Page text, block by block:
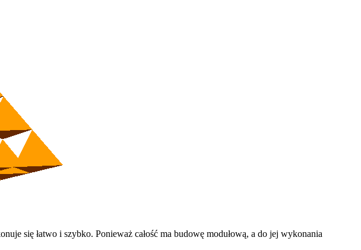
się łatwo i szybko. Ponieważ całość ma budowę modułową, a do jej wykonania